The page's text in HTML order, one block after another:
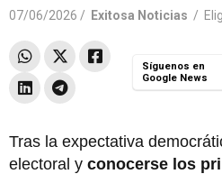
07/06/2026 / Exitosa Noticias /
Síguenos en
Google News
Tras la expectativa
electoral y conocerse los